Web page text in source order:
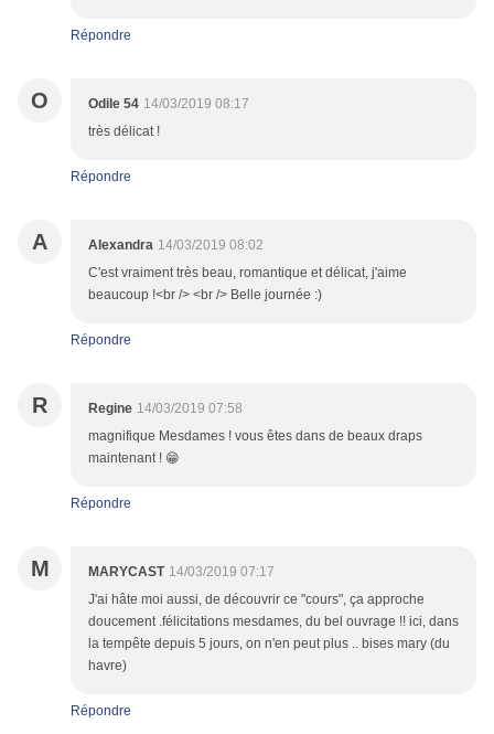
Répondre
O Odile 54 14/03/2019 08:17
très délicat !
Répondre
A Alexandra 14/03/2019 08:02
C'est vraiment très beau, romantique et délicat, j'aime
beaucoup !<br /> <br /> Belle journée :)
Répondre
R Regine 14/03/2019 07:58
magnifique Mesdames ! vous êtes dans de beaux draps
maintenant ! 😁
Répondre
M MARYCAST 14/03/2019 07:17
J'ai hâte moi aussi, de découvrir ce "cours", ça approche
doucement .félicitations mesdames, du bel ouvrage !! ici, dans
la tempête depuis 5 jours, on n'en peut plus .. bises mary (du
havre)
Répondre